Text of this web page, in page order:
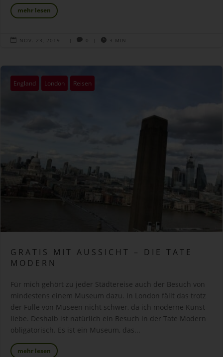
mehr lesen
 NOV. 23, 2019  0  3 MIN
England London Reisen
GRATIS MIT AUSSICHT – DIE TATE
MODERN
Für mich gehört zu jeder Städtereise auch der Besuch von
mindestens einem Museum dazu. In London fällt das trotz
der Fülle von Museen nicht schwer, da ich moderne Kunst
liebe. Deshalb ist natürlich ein Besuch in der Tate Modern
obligatorisch. Es ist ein Museum, das...
mehr lesen